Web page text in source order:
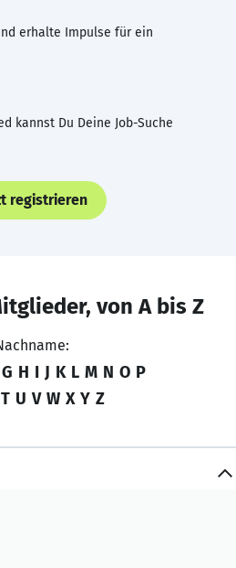
erhalte Impulse für ein
kannst Du Deine Job-Suche
registrieren
von A bis Z
G H I J K L M N O P
T U V W X Y Z